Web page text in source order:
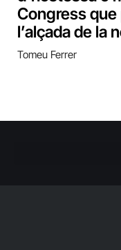
Congress
l’alçada de la
Tomeu Ferrer